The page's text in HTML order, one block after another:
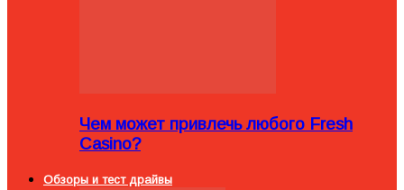
Чем может привлечь любого Fresh
Casino?
Обзоры и тест драйвы